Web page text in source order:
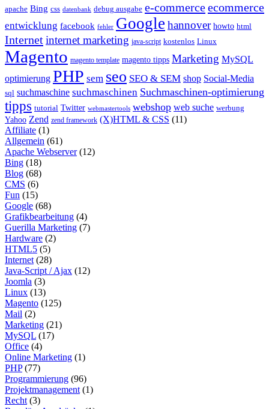
apache Bing css datenbank debug ausgabe e-commerceecommerce
entwicklung facebook fehler Google hannover howto html
Internetinternet marketing java-script kostenlos Linux
Magento magento template magento tipps Marketing MySQL
optimierung PHP sem seo SEO & SEM shop Social-Media
sql suchmaschine suchmaschinen Suchmaschinen-optimierung
tipps tutorial Twitter webmastertools webshop web suche werbung
Yahoo Zend zend framework (X)HTML & CSS (11)
Affiliate (1)
Allgemein (61)
Apache Webserver(12)
Bing (18)
Blog (68)
CMS (6)
Fun (15)
Google (68)
Grafikbearbeitung (4)
Guerilla Marketing (7)
Hardware (2)
HTML5 (5)
Internet (28)
Java-Script / Ajax (12)
Joomla (3)
Linux (13)
Magento (125)
Mail (2)
Marketing (21)
MySQL (17)
Office (4)
Online Marketing (1)
PHP(77)
Programmierung (96)
Projektmanagement (1)
Recht (3)